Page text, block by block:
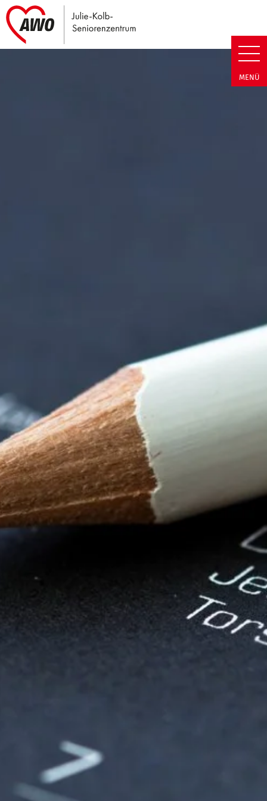
Julie-Kolb-Seniorenzentrum |
MENÜ